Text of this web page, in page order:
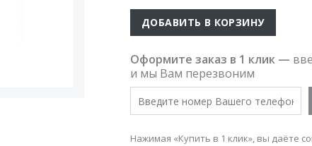
ДОБАВИТЬ В КОРЗИНУ
Оформите заказ в 1 клик —
и мы Вам перезвоним
Нажимая «Купить в 1 клик», вы даёте